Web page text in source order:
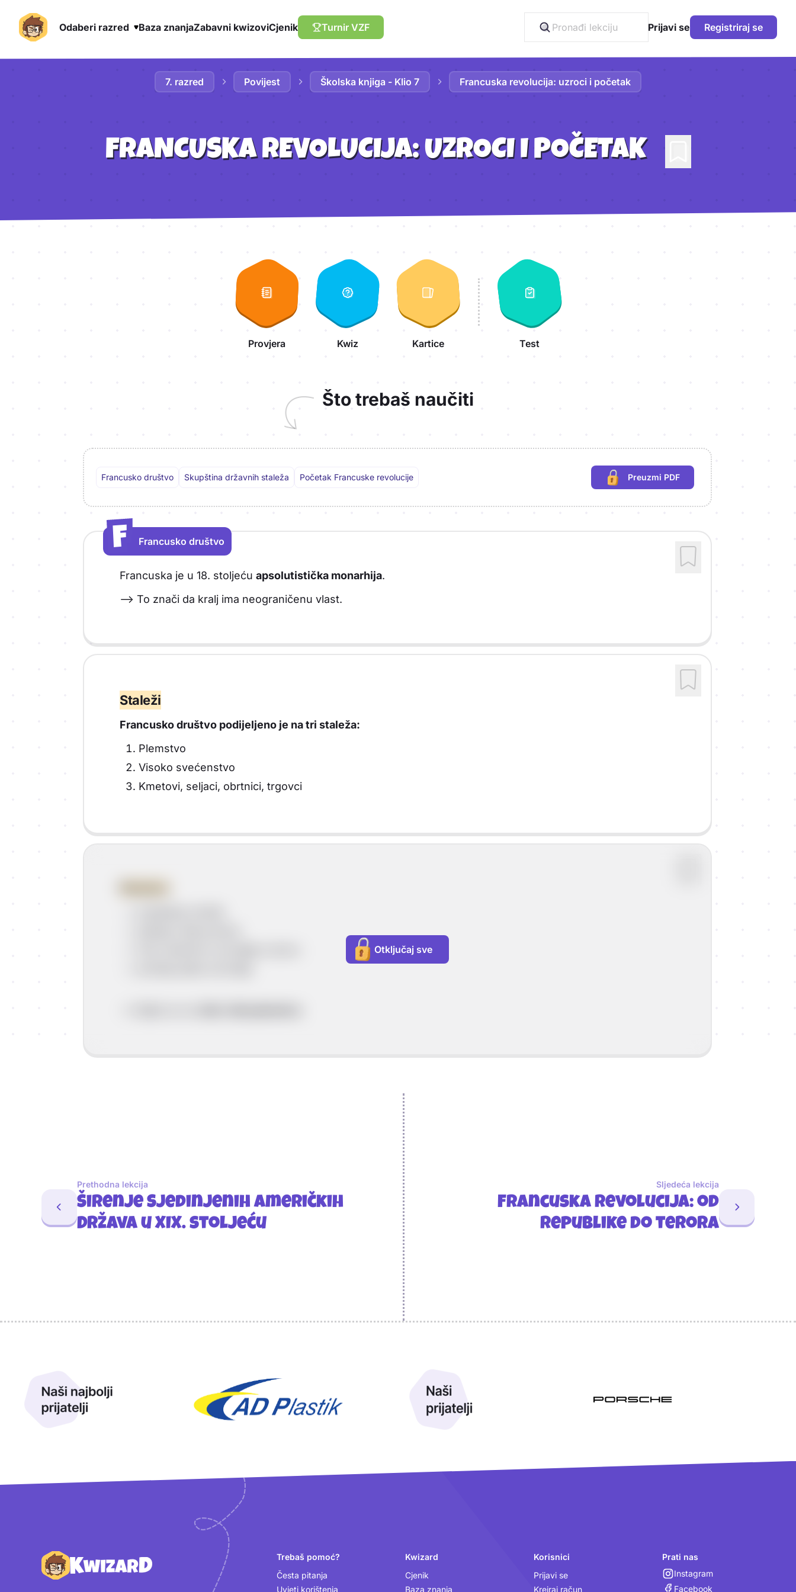
Odaberi razred Baza znanjaZabavni kwizoviCjenik Turnir VZF Prijavi se Registriraj se
7. razred
Povijest Školska knjiga - Klio 7 Francuska revolucija: uzroci i početak
FRANCUSKA REVOLUCIJA: UZROCI I POČETAK
Provjera Kwiz Kartice Test
Što trebaš naučiti
Francusko društvo Skupština državnih staleža Početak Francuske revolucije Preuzmi PDF
(potrebna prijava)
F
F
Francusko društvo
Francuska je u 18. stoljeću apsolutistička monarhija.
--> To znači da kralj ima neograničenu vlast.
Staleži
Francusko društvo podijeljeno je na tri staleža:
Plemstvo
Visoko svećenstvo
Kmetovi, seljaci, obrtnici, trgovci
Otključaj sve
Prethodna lekcija
Širenje Sjedinjenih Američkih
Država u XIX. stoljeću
Sljedeća lekcija
Francuska revolucija: od
republike do terora
Podnožje
Trebaš pomoć?
Česta pitanja
Uvjeti korištenja
Kwizard
Cjenik
Baza znanja
Korisnici
Prijavi se
Kreiraj račun
Prati nas
Instagram
Facebook